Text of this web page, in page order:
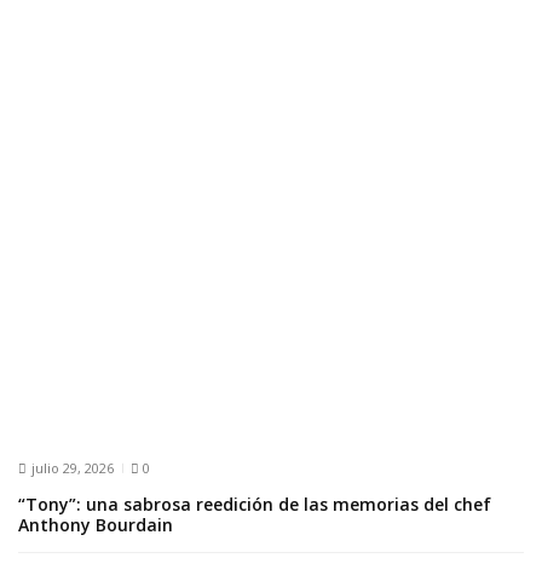
julio 29, 2026 0
“Tony”: una sabrosa reedición de las memorias del chef
Anthony Bourdain
México arrasa en los
Centroamericanos 2026: